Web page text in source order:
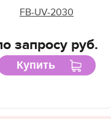
FB-UV-2030
запросу руб.
Купить